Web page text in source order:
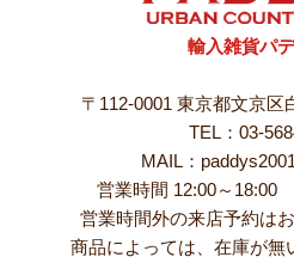
輸入雑貨パ
〒112-0001 東京都文京区
TEL：03-
MAIL：
営業時間 12:00～18:00
営業時間外の来店予約は
商品によっては、在庫が無